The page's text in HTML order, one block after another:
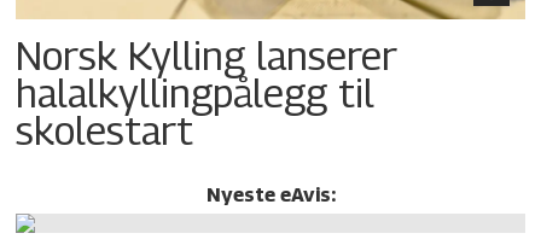
Norsk Kylling lanserer
halalkylling­pålegg til
skolestart
Nyeste eAvis: